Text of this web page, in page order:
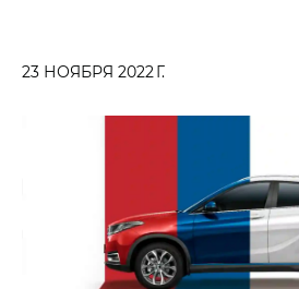
23 НОЯБРЯ 2022 Г.